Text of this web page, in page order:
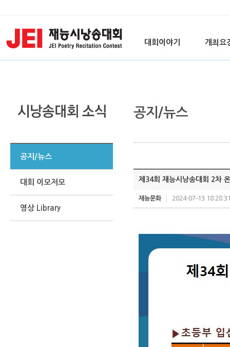
대회이야기 개최요
공지/뉴스
대회 이모저모
영상 Library
공지/뉴스
제34회 재능시낭송대회 2차
재능문화 2024-07-13